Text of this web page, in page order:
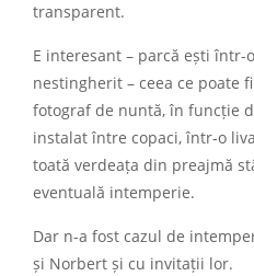
transparent.
E interesant – parcă ești
nestingherit – ceea ce poate
fotograf de nuntă, în funcție
instalat între copaci, într-o
toată verdeața din preajmă
eventuală intemperie.
Dar n-a fost cazul de
și Norbert și cu invitații lor.